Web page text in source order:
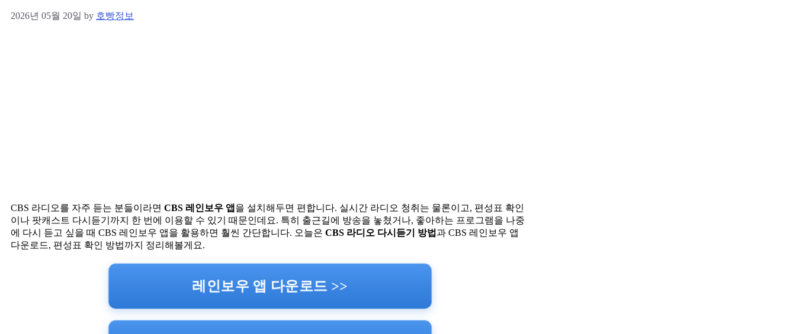
2026년 05월 20일 by 호빵정보
CBS 라디오를 자주 듣는 분들이라면 CBS 레인보우 앱 을 설치해두면 편합니다. 실시간 라디오 청취는 물론이고, 편성표 확인
이나 팟캐스트 다시듣기까지 한 번에 이용할 수 있기 때문인데요. 특히 출근길에 방송을 놓쳤거나, 좋아하는 프로그램을 나중
에 다시 듣고 싶을 때 CBS 레인보우 앱을 활용하면 훨씬 간단합니다. 오늘은 CBS 라디오 다시듣기 방법과 CBS 레인보우 앱
다운로드, 편성표 확인 방법까지 정리해볼게요.
레인보우 앱 다운로드 >>